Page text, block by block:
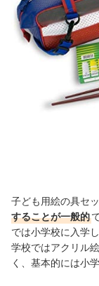
子ども用絵の具セッ
することが一般的
では小学校に入学
学校ではアクリル
く、基本的には小